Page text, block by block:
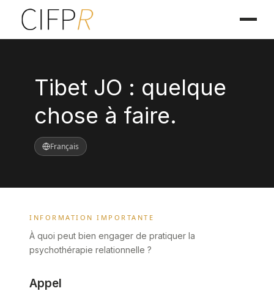
Tibet JO : quelque
chose à faire.
Français
INFORMATION IMPORTANTE
À quoi peut bien engager de pratiquer la
psychothérapie relationnelle ?
Appel